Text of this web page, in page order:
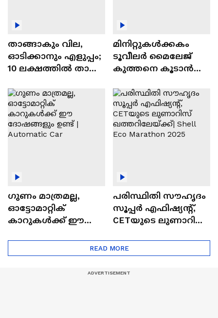
താങ്ങാകും വില,
ഓടിക്കാനും എളുപ്പം;
10 ലക്ഷത്തിൽ താഴെ
ഓട്ടോമാറ്റിക്ക്
എസ്‍യുവികൾ
മിനിറ്റുകൾക്കകം
ടൂവീലർ മൈലേജ്
കുത്തനെ കൂടാൻ
ഗുണം മാത്രമല്ല,
ഓട്ടോമാറ്റിക്
കാറുകൾക്ക് ഈ
പരിസ്ഥിതി സൗഹൃദം
സൂപ്പർ എഫിഷ്യന്റ്,
CETയുടെ ലുണാറിസ്
Eco Marathon 2025
READ MORE